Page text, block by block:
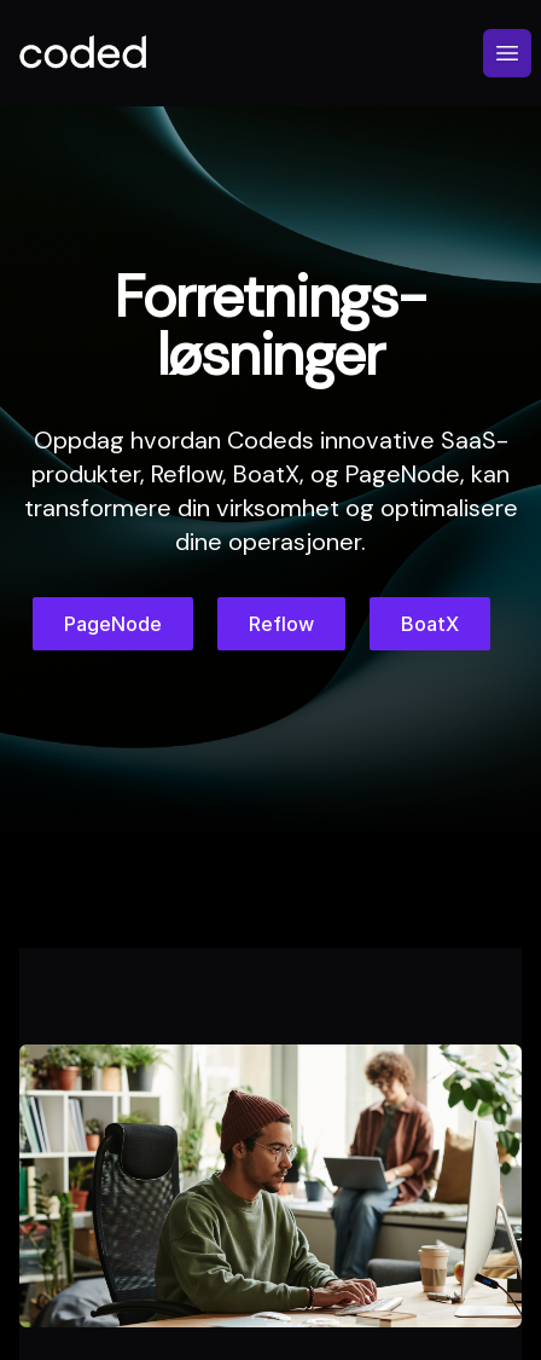
Forretnings-
løsninger
Oppdag hvordan Codeds innovative SaaS-
produkter, Reflow, BoatX, og PageNode, kan
transformere din virksomhet og optimalisere
dine operasjoner.
PageNode Reflow BoatX